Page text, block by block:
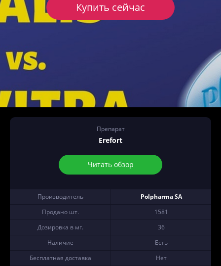
Препарат
Erefort
Читать обзор
Производитель
Polpharma SA
Продано шт.
1581
Дозировка в мг.
36
Наличие
Есть
Бесплатная доставка
Нет
Купить сейчас